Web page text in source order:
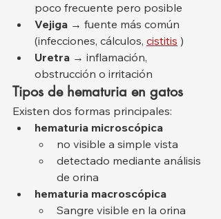
poco frecuente pero posible
Vejiga → fuente más común
(infecciones, cálculos, cistitis )
Uretra → inflamación,
obstrucción o irritación
Tipos de hematuria en gatos
Existen dos formas principales:
hematuria microscópica
no visible a simple vista
detectado mediante análisis
de orina
hematuria macroscópica
Sangre visible en la orina